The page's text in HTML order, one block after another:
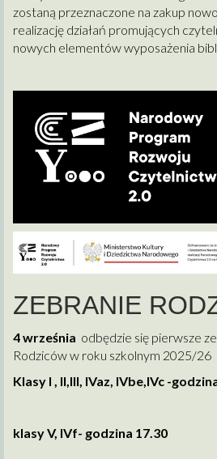
zostaną przeznaczone na zakup
realizację działań promujących
nowych elementów wyposażenia
ZEBRANIE
4 września odbędzie się pierwsze
Rodziców w roku szkolnym 2025/26
Klasy I , II,III, IVaz, IVbe,IVc -
klasy V, IVf- godzina 17.30